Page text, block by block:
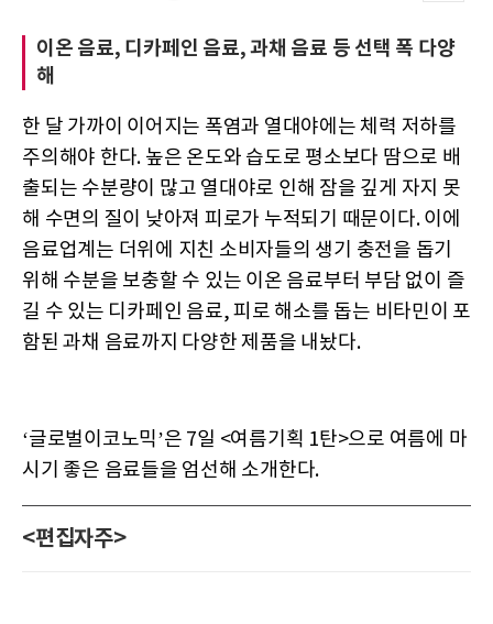
이온 음료, 디카페인 음료, 과채 음료 등 선택 폭 다양
해
한 달 가까이 이어지는 폭염과 열대야에는 체력 저하를
주의해야 한다. 높은 온도와 습도로 평소보다 땀으로 배
출되는 수분량이 많고 열대야로 인해 잠을 깊게 자지 못
해 수면의 질이 낮아져 피로가 누적되기 때문이다. 이에
음료업계는 더위에 지친 소비자들의 생기 충전을 돕기
위해 수분을 보충할 수 있는 이온 음료부터 부담 없이 즐
길 수 있는 디카페인 음료, 피로 해소를 돕는 비타민이 포
함된 과채 음료까지 다양한 제품을 내놨다.
‘글로벌이코노믹’은 7일 <여름기획 1탄>으로 여름에 마
시기 좋은 음료들을 엄선해 소개한다.
<편집자주>